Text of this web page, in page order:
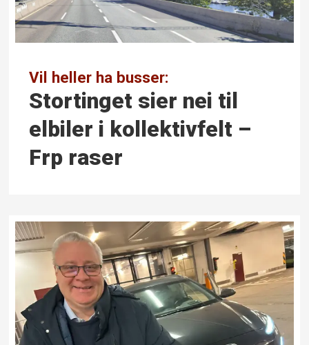
Vil heller ha busser:
Stortinget sier nei til
elbiler i kollektivfelt –
Frp raser